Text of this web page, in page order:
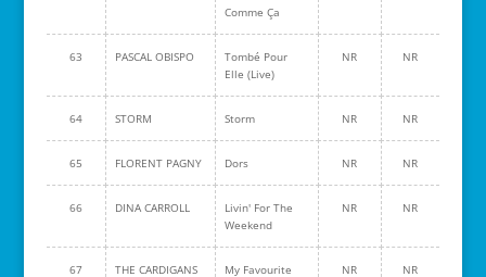
Comme Ça
63 PASCAL OBISPO
Tombé Pour
Elle (Live)
NR NR
64 STORM Storm NR NR
65 FLORENT PAGNY Dors NR NR
66 DINA CARROLL
Livin' For The
Weekend
NR NR
67 THE CARDIGANS
My Favourite
NR NR